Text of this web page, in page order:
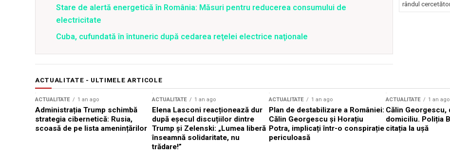
Stare de alertă energetică în România: Măsuri pentru reducerea consumului de
electricitate
Cuba, cufundată în întuneric după cedarea reţelei electrice naţionale
rândul
ACTUALITATE - ULTIMELE ARTICOLE
ACTUALITATE 1 an ago
Administrația Trump schimbă
strategia cibernetică: Rusia,
scoasă de pe lista amenințărilor
ACTUALITATE 1 an ago
Elena Lasconi reacționează dur
după eșecul discuțiilor dintre
Trump și Zelenski: „Lumea liberă
înseamnă solidaritate, nu
trădare!”
ACTUALITATE 1 an ago
Plan de destabilizare a României:
Călin Georgescu și Horațiu
Potra, implicați într-o conspirație
periculoasă
ACTUALITATE 1 an ago
Călin Georgescu,
domiciliu. Poliția
citația la ușă